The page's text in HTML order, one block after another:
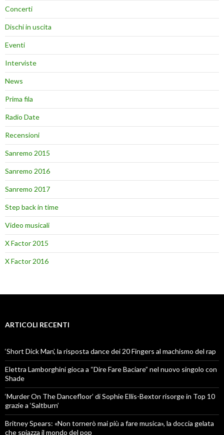
Concerti
Dischi in uscita
Eventi
Interviste
News
Prima fila
Radio Date
Recensioni
Sanremo 2015
Sanremo 2016
Sanremo 2017
Step back in time
Video musicali
X Factor 2015
X Factor 2016
ARTICOLI RECENTI
‘Short Dick Man’, la risposta dance dei 20 Fingers al machismo del rap
Elettra Lamborghini gioca a “Dire Fare Baciare” nel nuovo singolo con
Shade
‘Murder On The Dancefloor’ di Sophie Ellis-Bextor risorge in Top 10
grazie a ‘Saltburn’
Britney Spears: «Non tornerò mai più a fare musica», la doccia gelata
che spiazza il mondo del pop